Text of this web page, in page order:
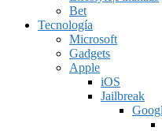
Bet
Tecnología
Microsoft
Gadgets
Apple
iOS
Jailbreak